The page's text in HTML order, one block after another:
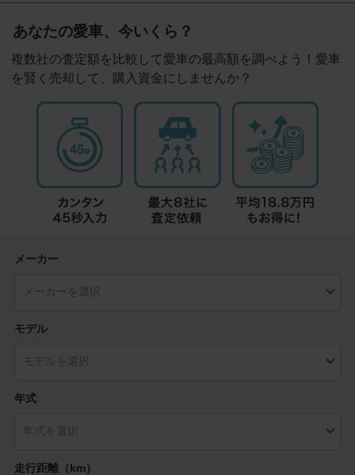
あなたの愛車、今いくら？
複数社の査定額を比較して愛車の最高額を調べよう！愛車
を賢く売却して、購入資金にしませんか？
メーカー
モデル
年式
走行距離（km）